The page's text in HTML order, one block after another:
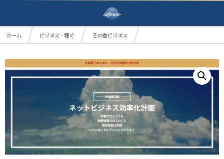
ホーム ビジネス・稼ぐ
その他ビジネス